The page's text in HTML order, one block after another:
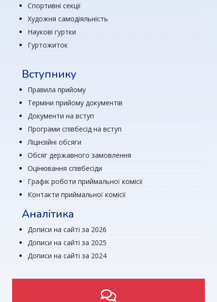
Спортивні секції
Художня самодіяльність
Наукові гуртки
Гуртожиток
Вступнику
Правила прийому
Терміни прийому документів
Документи на вступ
Програми співбесід на вступ
Ліцінзійні обсяги
Обсяг державного замовлення
Оцінювання співбесіди
Графік роботи приймальної комісії
Контакти приймальної комісії
Аналітика
Дописи на сайті за 2026
Дописи на сайті за 2025
Дописи на сайті за 2024